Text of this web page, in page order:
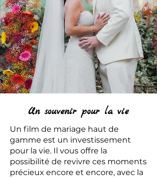
Un souvenir pour la vie
Un film de mariage haut de
gamme est un investissement
pour la vie. Il vous offre la
possibilité de revivre ces moments
précieux encore et encore, avec la